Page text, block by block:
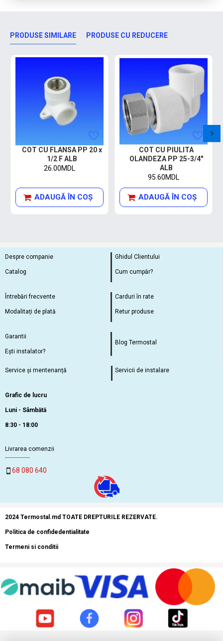
PRODUSE SIMILARE PRODUSE CU REDUCERE
COT CU FLANSA PP 20 x
1/2 F ALB
26.00MDL
ADAUGĂ ÎN COŞ
COT CU PIULITA
OLANDEZA PP 25-3/4"
ALB
95.60MDL
ADAUGĂ ÎN COŞ
Despre companie
Catalog
Ghidul Clientului
Cum cumpăr?
Întrebări frecvente
Modalitați de plată
Carduri în rate
Retur produse
Garantii
Ești instalator?
Blog Termostal
Service și mentenanță Servicii de instalare
Grafic de lucru
Luni - Sâmbătă
8:30 - 18:00
Livrarea comenzii
68 080 640
2024 Termostal.md TOATE DREPTURILE REZERVATE.
Politica de confidedentialitate
Termeni si conditii